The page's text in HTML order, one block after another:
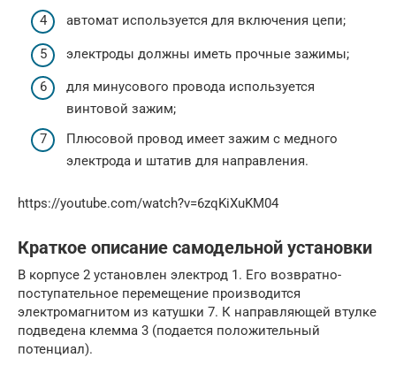
автомат используется для включения цепи;
электроды должны иметь прочные зажимы;
для минусового провода используется
винтовой зажим;
Плюсовой провод имеет зажим с медного
электрода и штатив для направления.
https://youtube.com/watch?v=6zqKiXuKM04
Краткое описание самодельной установки
В корпусе 2 установлен электрод 1. Его возвратно-
поступательное перемещение производится
электромагнитом из катушки 7. К направляющей втулке
подведена клемма 3 (подается положительный
потенциал).